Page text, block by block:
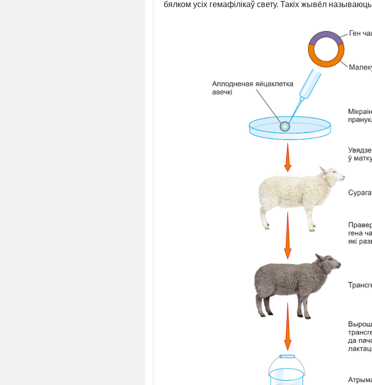
бялком усіх гемафілікаў свету. Такіх жывёл называюць